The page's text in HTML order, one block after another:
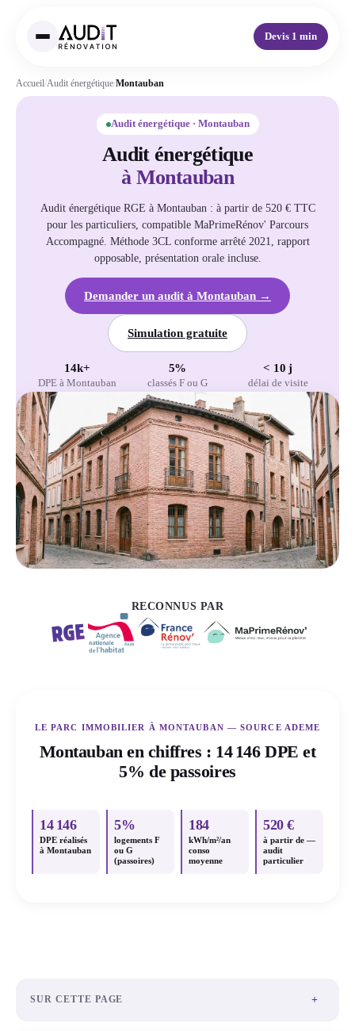
Devis 1 min
Accueil/Audit énergétique/Montauban
Audit énergétique · Montauban
Audit énergétique
à Montauban
Audit énergétique RGE à Montauban : à partir de 520 € TTC
pour les particuliers, compatible MaPrimeRénov' Parcours
Accompagné. Méthode 3CL conforme arrêté 2021, rapport
opposable, présentation orale incluse.
Demander un audit à Montauban →
Simulation gratuite
14k+
DPE à Montauban
5%
classés F ou G
< 10 j
délai de visite
RECONNUS PAR
LE PARC IMMOBILIER À MONTAUBAN — SOURCE ADEME
Montauban en chiffres : 14 146 DPE et
5% de passoires
14 146
DPE réalisés
à Montauban
5%
logements F
ou G
(passoires)
184
kWh/m²/an
conso
moyenne
520 €
à partir de —
audit
particulier
SUR CETTE PAGE +